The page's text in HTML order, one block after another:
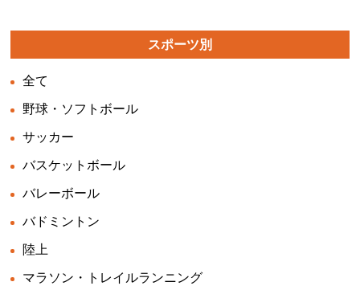
スポーツ別
全て
野球・ソフトボール
サッカー
バスケットボール
バレーボール
バドミントン
陸上
マラソン・トレイルランニング